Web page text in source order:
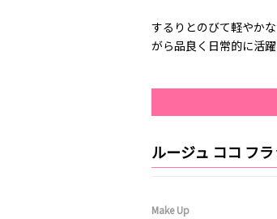
するりとのびて軽やか
がら品良く日常的に活躍
ルージュ ココ フ
Make Up